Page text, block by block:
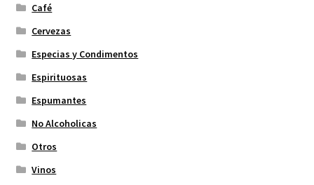
Café
Cervezas
Especias y Condimentos
Espirituosas
Espumantes
No Alcoholicas
Otros
Vinos